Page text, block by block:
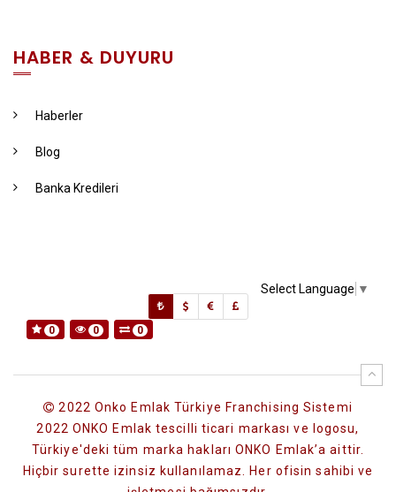
HABER & DUYURU
Haberler
Blog
Banka Kredileri
Select Language ▼
0 0 0
2022 Onko Emlak Türkiye Franchising Sistemi
2022 ONKO Emlak tescilli ticari markası ve logosu,
Türkiye'deki tüm marka hakları ONKO Emlak’a aittir.
Hiçbir surette izinsiz kullanılamaz. Her ofisin sahibi ve